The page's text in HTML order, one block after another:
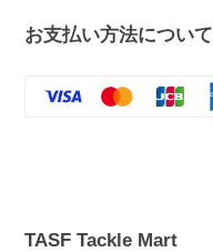
お支払い方法について
TASF Tackle Mart